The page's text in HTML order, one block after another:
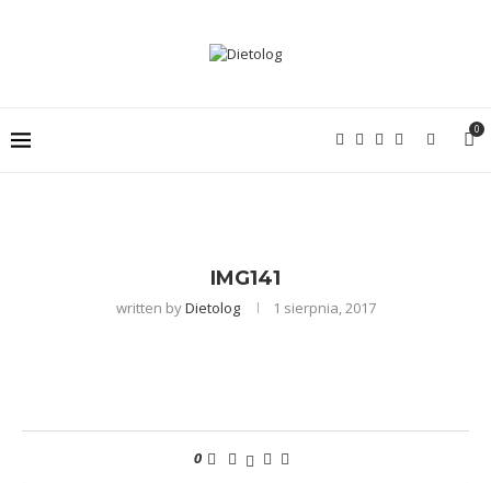
0
IMG141
written byDietolog 1 sierpnia, 2017
0